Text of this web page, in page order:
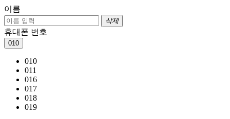
이름
삭제
휴대폰 번호
010
010
011
016
017
018
019